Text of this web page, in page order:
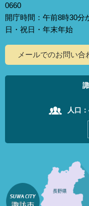
0660
開庁時間：午前8時30分
日・祝日・年末年始
メールでのお問い合
人口：